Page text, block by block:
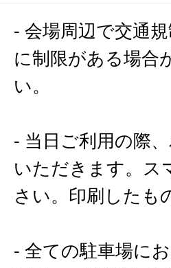
- 会場周辺で交通
に制限がある場合
い。
- 当日ご利用の際
いただきます。ス
さい。印刷したも
- 全ての駐車場に